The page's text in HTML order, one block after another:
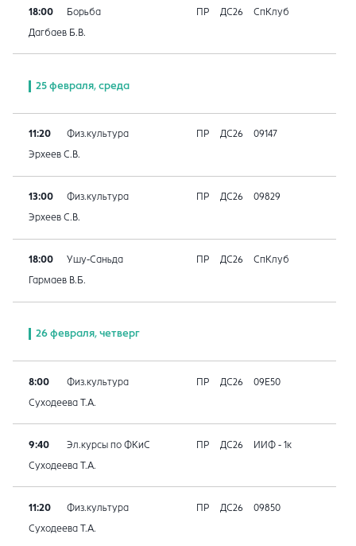
18:00 Борьба ПР ДС26 СпКлуб
Дагбаев Б.В.
25 февраля, среда
11:20 Физ.культура ПР ДС26 09147
Эрхеев С.В.
13:00 Физ.культура ПР ДС26 09829
Эрхеев С.В.
18:00 Ушу-Саньда ПР ДС26 СпКлуб
Гармаев В.Б.
26 февраля, четверг
8:00 Физ.культура ПР ДС26 09E50
Суходеева Т.А.
9:40 Эл.курсы по ФКиС ПР ДС26 ИИФ - 1к
Суходеева Т.А.
11:20 Физ.культура ПР ДС26 09850
Суходеева Т.А.